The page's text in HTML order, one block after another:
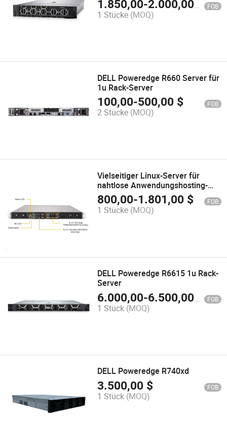
1.850,00-2.000,00$ FOB
1 Stücke (MOQ)
DELL Poweredge R660 Server für
1u Rack-Server
100,00-500,00 $ FOB
2 Stücke (MOQ)
Vielseitiger Linux-Server für
nahtlose Anwendungshosting-
Dienste
800,00-1.801,00 $ FOB
1 Stücke (MOQ)
DELL Poweredge R6615 1u Rack-
Server
6.000,00-6.500,00$ FOB
1 Stück (MOQ)
DELL Poweredge R740xd
3.500,00 $ FOB
1 Stück (MOQ)